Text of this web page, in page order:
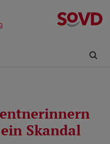
Skandal